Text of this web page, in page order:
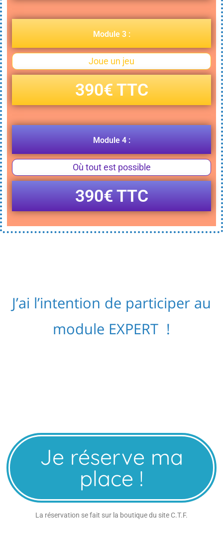
Module 3 :
Joue un jeu
390€ TTC
Module 4 :
Où tout est possible
390€ TTC
J’ai l’intention de participer au
module EXPERT !
Je réserve ma
place !
La réservation se fait sur la boutique du site C.T.F.